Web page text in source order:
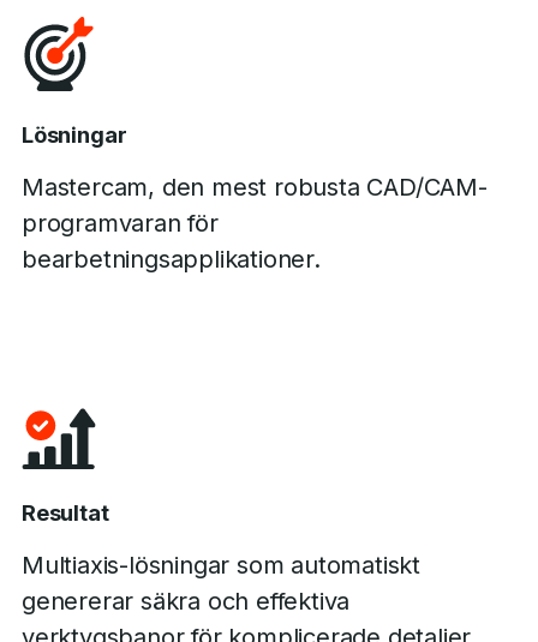
Lösningar
Mastercam, den mest robusta CAD/CAM-
programvaran för
bearbetningsapplikationer.
Resultat
Multiaxis-lösningar som automatiskt
genererar säkra och effektiva